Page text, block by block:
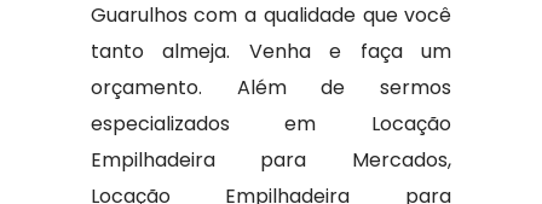
Guarulhos com a qualidade que você
tanto almeja. Venha e faça um
orçamento. Além de sermos
especializados em Locação
Empilhadeira para Mercados,
Locação Empilhadeira para